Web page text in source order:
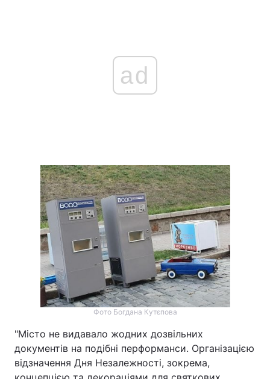
ad
Фото Богдана Кутєпова
"Місто не видавало жодних дозвільних
документів на подібні перформанси. Організацією
відзначення Дня Незалежності, зокрема,